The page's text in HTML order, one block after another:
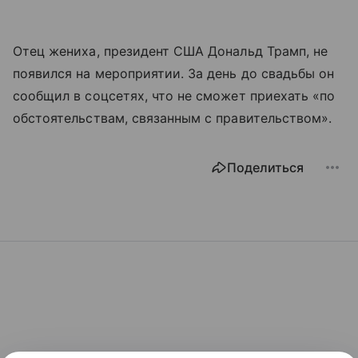
Отец жениха, президент США Дональд Трамп, не
появился на мероприятии. За день до свадьбы он
сообщил в соцсетях, что не сможет приехать «по
обстоятельствам, связанным с правительством».
Поделиться